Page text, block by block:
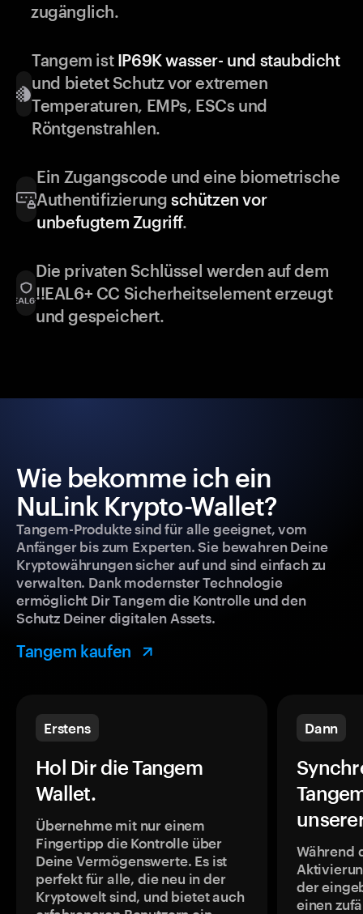
zugänglich.
Tangem ist IP69K wasser- und staubdicht
und bietet Schutz vor extremen
Temperaturen, EMPs, ESCs und
Röntgenstrahlen.
Ein Zugangscode und eine biometrische
Authentifizierung schützen vor
unbefugtem Zugriff.
Die privaten Schlüssel werden auf dem
!!EAL6+ CC Sicherheitselement erzeugt
und gespeichert.
Wie bekomme ich ein
NuLink Krypto-Wallet?
Tangem-Produkte sind für alle geeignet, vom
Anfänger bis zum Experten. Sie bewahren Deine
Kryptowährungen sicher auf und sind einfach zu
verwalten. Dank modernster Technologie
ermöglicht Dir Tangem die Kontrolle und den
Schutz Deiner digitalen Assets.
Tangem kaufen
Erstens
Hol Dir die Tangem
Wallet.
Übernehme mit nur einem
Fingertipp die Kontrolle über
Deine Vermögenswerte. Es ist
perfekt für alle, die neu in der
Kryptowelt sind, und bietet auch
Dann
Während
der
einen